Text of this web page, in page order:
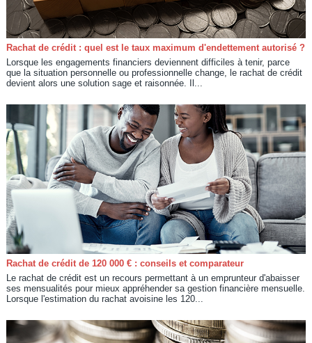
Rachat de crédit : quel est le taux maximum d'endettement autorisé ?
Lorsque les engagements financiers deviennent difficiles à tenir, parce
que la situation personnelle ou professionnelle change, le rachat de crédit
devient alors une solution sage et raisonnée. Il...
Rachat de crédit de 120 000 € : conseils et comparateur
Le rachat de crédit est un recours permettant à un emprunteur d'abaisser
ses mensualités pour mieux appréhender sa gestion financière mensuelle.
Lorsque l'estimation du rachat avoisine les 120...